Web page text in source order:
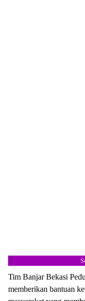
Tim Banjar Bekasi
memberikan bantuan